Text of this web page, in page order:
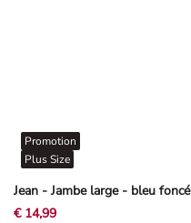
Jean - Jambe large - bleu foncé
Promotion
Plus Size
€ 14,99